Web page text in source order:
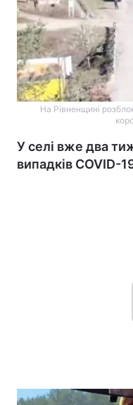
Головна
На Рівненщині
У селі вже два
випадків COVID-